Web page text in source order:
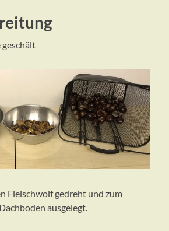
geschält
Fleischwolf gedreht und zum
ausgelegt.